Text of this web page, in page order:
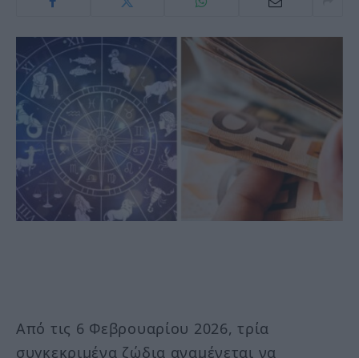
Από τις 6 Φεβρουαρίου 2026, τρία
συγκεκριμένα ζώδια αναμένεται να